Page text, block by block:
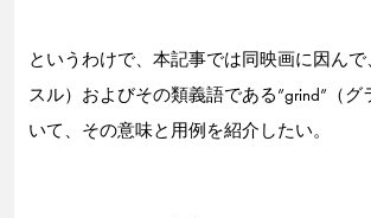
というわけで、本記事では同映画に因んで
スル）およびその類義語である”grind”（
いて、その意味と用例を紹介したい。